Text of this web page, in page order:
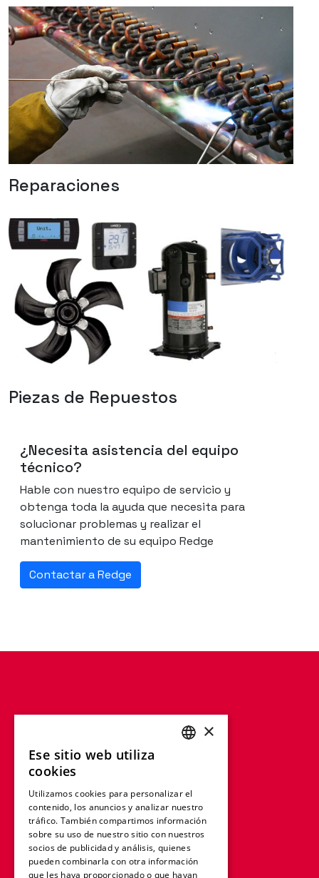
Reparaciones
Piezas de Repuestos
¿Necesita asistencia del equipo
técnico?
Hable con nuestro equipo de servicio y
obtenga toda la ayuda que necesita para
solucionar problemas y realizar el
mantenimiento de su equipo Redge
Contactar a Redge
GERMAN
ITALIAN
SPANISH
×
Ese sitio web utiliza
cookies
Utilizamos cookies para personalizar el
contenido, los anuncios y analizar nuestro
tráfico. También compartimos información
sobre su uso de nuestro sitio con nuestros
socios de publicidad y análisis, quienes
pueden combinarla con otra información
que les haya proporcionado o que hayan